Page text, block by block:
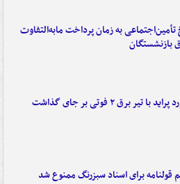
تأمین‌اجتماعی به زمان پرداخت مابه‌التفاوت
بازنشستگان
با تیر برق ۲ فوتی بر جای گذاشت
قولنامه برای اسناد سبزرنگ ممنوع شد